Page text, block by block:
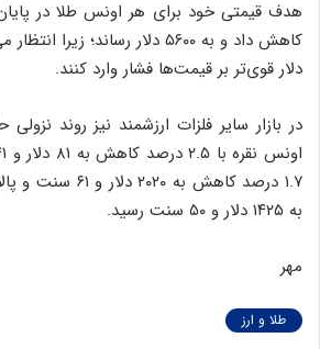
کاهش داد و به ۵۶۰۰ دلار رساند؛
دلار قوی‌تر بر قیمت‌ها فشار وارد کنند.
در بازار سایر فلزات ارزشمند نیز روند
به ۱۴۲۵ دلار و ۵۰ سنت رسید.
مهر
طلا و ارز